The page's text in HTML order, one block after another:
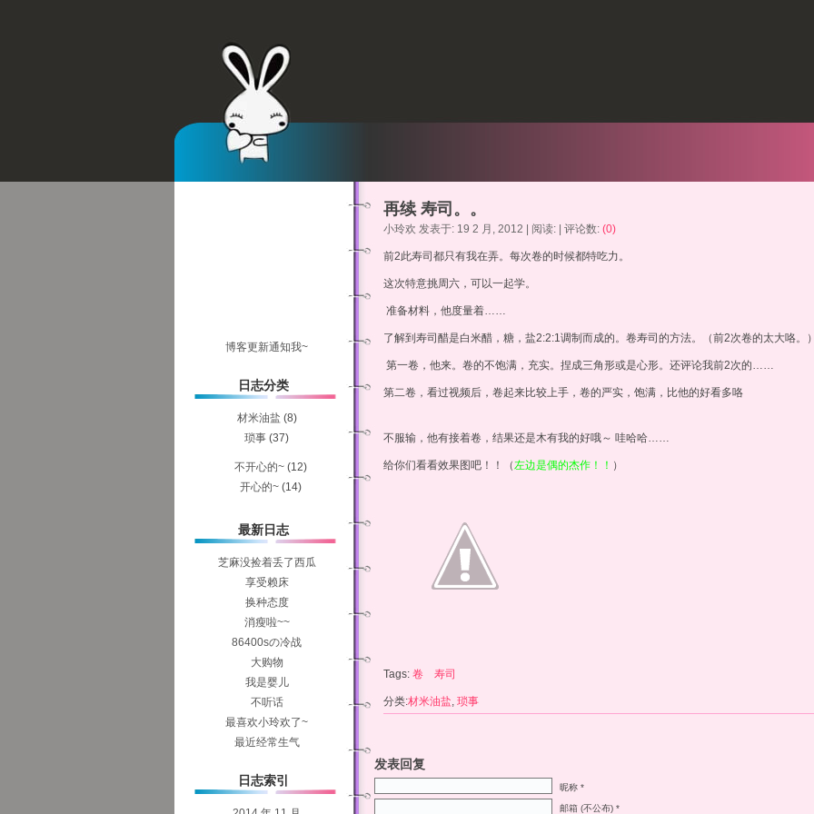
再续 寿司。。
小玲欢 发表于: 19 2 月, 2012 | 阅读: | 评论数: (0)
前2此寿司都只有我在弄。每次卷的时候都特吃力。
这次特意挑周六，可以一起学。
准备材料，他度量着……
了解到寿司醋是白米醋，糖，盐2:2:1调制而成的。卷寿司的方法。（前2次卷的太大咯。
第一卷，他来。卷的不饱满，充实。捏成三角形或是心形。还评论我前2次的……
第二卷，看过视频后，卷起来比较上手，卷的严实，饱满，比他的好看多咯
不服输，他有接着卷，结果还是木有我的好哦～ 哇哈哈……
给你们看看效果图吧！！（左边是偶的杰作！！ ）
Tags: 卷 寿司
分类:材米油盐, 琐事
发表回复
昵称 *
邮箱 (不公布) *
博客更新通知我~
日志分类
材米油盐 (8)
琐事 (37)
不开心的~(12)
开心的~(14)
最新日志
芝麻没捡着丢了西瓜
享受赖床
换种态度
消瘦啦~~
86400sの冷战
大购物
我是婴儿
不听话
最喜欢小玲欢了~
最近经常生气
日志索引